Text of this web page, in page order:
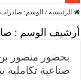
الرئيسية / الوسم:
أرشيف الوسم :
بحضور منصور
صناعية تكاملية